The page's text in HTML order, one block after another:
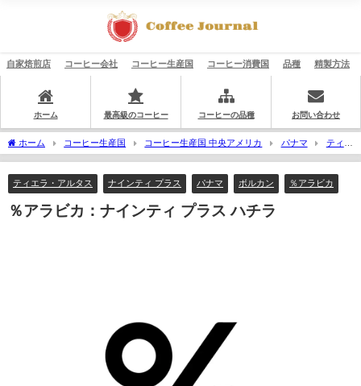
自家焙煎店 コーヒー会社 コーヒー生産国 コーヒー消費国 品種 精製方法
ホーム 最高級のコーヒー コーヒーの品種 お問い合わせ
ホーム コーヒー生産国 コーヒー生産国 中央アメリカ パナマ
ティエ
ラ・アルタス
％アラビカ：ナインティ プラス ハチラ
ティエラ・アルタス ナインティ プラス パナマ ボルカン ％アラビカ
％アラビカ：ナインティ プラス ハチラ